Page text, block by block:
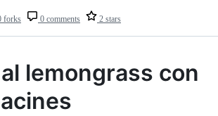
forks 0 comments 2 stars
lemongrass con